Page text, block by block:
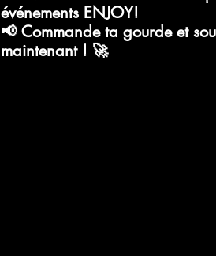
événements ENJOY!
📢Commande ta gourde et
maintenant ! 🚀